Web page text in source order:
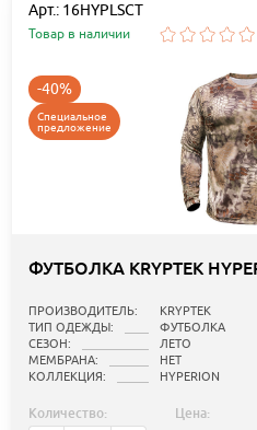
Арт.: 16HYPLSCT
Товар в наличии
-40%
Специальное
предложение
ФУТБОЛКА KRYPTEK
ПРОИЗВОДИТЕЛЬ:
KRYPTEK
ТИП ОДЕЖДЫ:
ФУТБОЛКА
СЕЗОН:
ЛЕТО
МЕМБРАНА:
НЕТ
КОЛЛЕКЦИЯ:
HYPERION
Количество: Цена: